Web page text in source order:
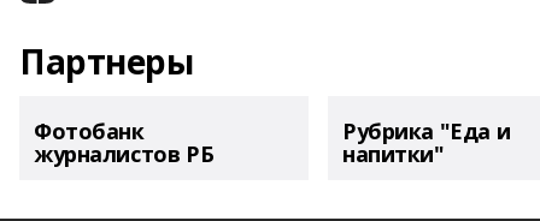
Партнеры
Фотобанк
журналистов РБ
Рубрика "Еда и
напитки"